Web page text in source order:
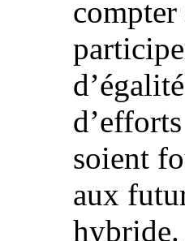
compter
soient
aux
hybride.